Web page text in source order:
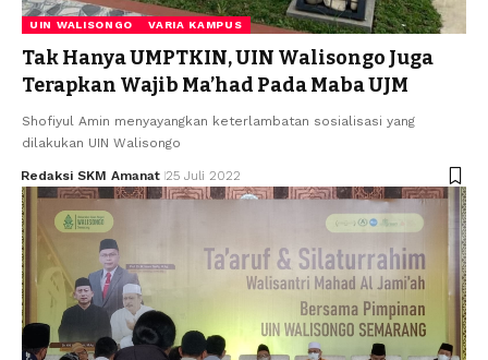
UIN WALISONGO VARIA KAMPUS
Tak Hanya UMPTKIN, UIN Walisongo Juga
Terapkan Wajib Ma’had Pada Maba UJM
Shofiyul Amin menyayangkan keterlambatan sosialisasi yang
dilakukan UIN Walisongo
Redaksi SKM Amanat 25 Juli 2022